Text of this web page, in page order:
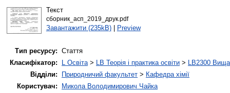
Текст
сборник_асп_2019_друк.pdf
Завантажити (235kB)| Preview
Тип ресурсу: Стаття
Класифікатор:
L Освіта> LB Теорія і практика освіти > LB2300 Вища
Відділи:
Природничий факультет > Кафедра хімії
Користувач:
Микола Володимирович Чайка